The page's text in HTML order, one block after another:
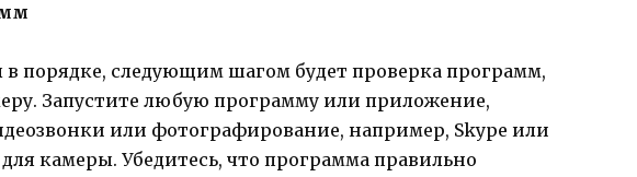
порядке, следующим шагом будет проверка программ,
Запустите любую программу или приложение,
или фотографирование, например, Skype или
камеры. Убедитесь, что программа правильно